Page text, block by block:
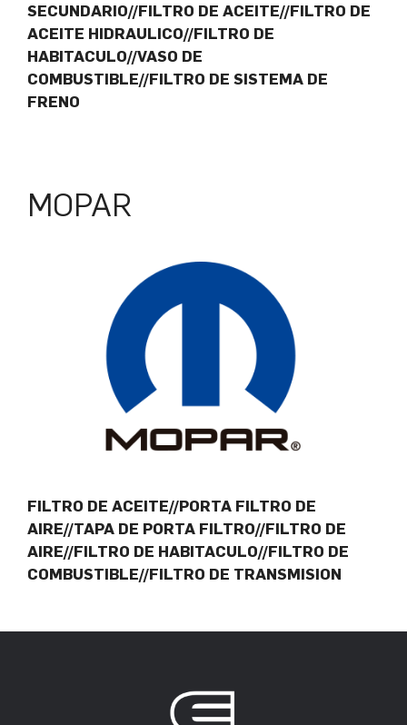
SECUNDARIO//FILTRO DE ACEITE//FILTRO DE
ACEITE HIDRAULICO//FILTRO DE
HABITACULO//VASO DE
COMBUSTIBLE//FILTRO DE SISTEMA DE
FRENO
MOPAR
FILTRO DE ACEITE//PORTA FILTRO DE
AIRE//TAPA DE PORTA FILTRO//FILTRO DE
AIRE//FILTRO DE HABITACULO//FILTRO DE
COMBUSTIBLE//FILTRO DE TRANSMISION